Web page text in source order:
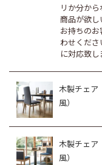
リか分か
商品が欲
お持ちの
わせくだ
に対応致し
木製チェア
風）
木製チェア
風）